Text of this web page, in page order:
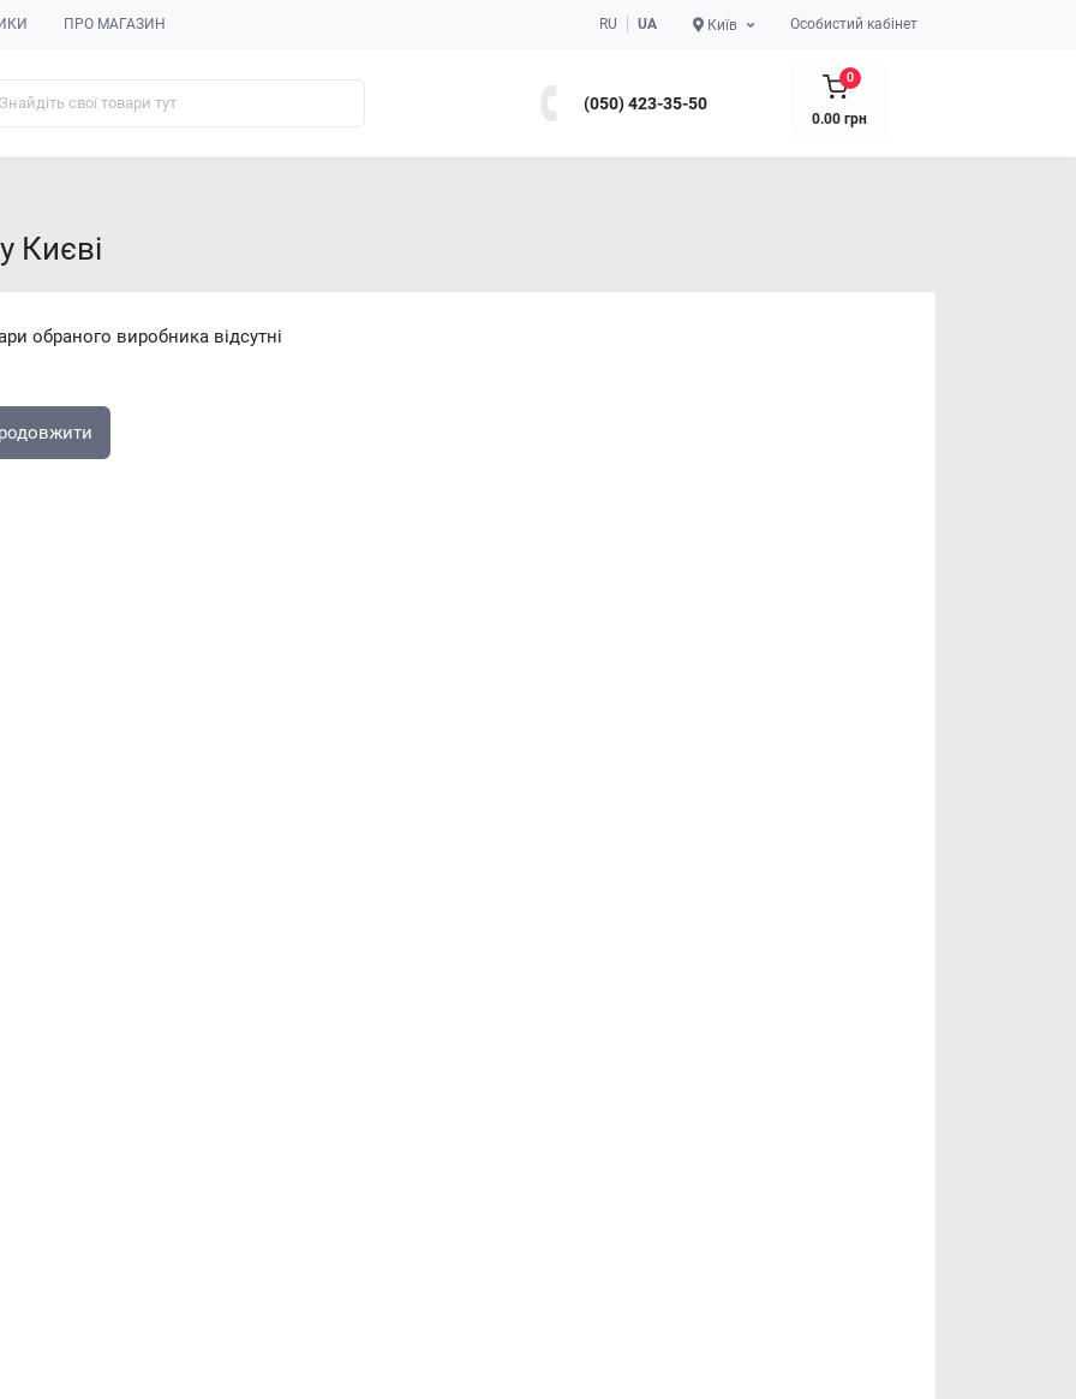
ПРО МАГАЗИН RU UA Київ Особистий кабінет
(050) 423-35-50
0
0.00 грн
Києві
обраного виробника відсутні